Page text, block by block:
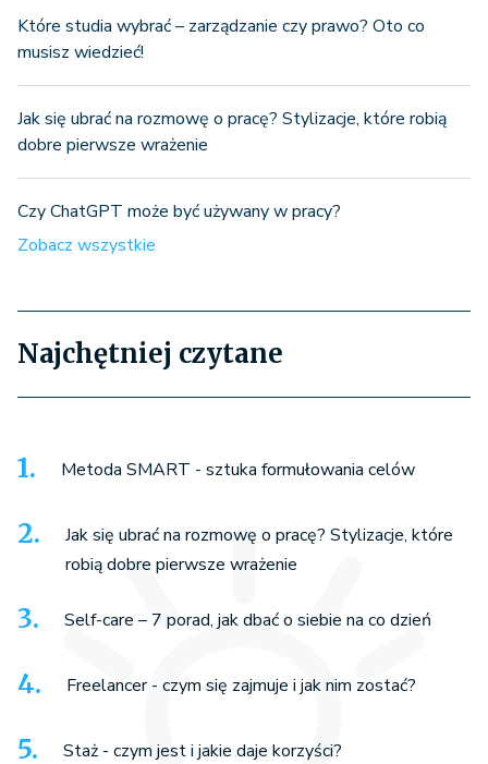
Które studia wybrać – zarządzanie czy prawo? Oto co
musisz wiedzieć!
Jak się ubrać na rozmowę o pracę? Stylizacje, które robią
dobre pierwsze wrażenie
Czy ChatGPT może być używany w pracy?
Zobacz wszystkie
Najchętniej czytane
Metoda SMART - sztuka formułowania celów
Jak się ubrać na rozmowę o pracę? Stylizacje, które
robią dobre pierwsze wrażenie
Self-care – 7 porad, jak dbać o siebie na co dzień
Freelancer - czym się zajmuje i jak nim zostać?
Staż - czym jest i jakie daje korzyści?